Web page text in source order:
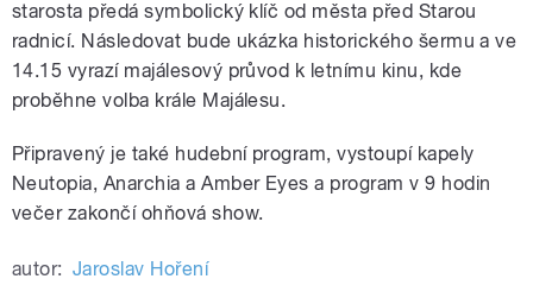
starosta předá symbolický klíč od města před Starou
radnicí. Následovat bude ukázka historického šermu a ve
14.15 vyrazí majálesový průvod k letnímu kinu, kde
proběhne volba krále Majálesu.
Připravený je také hudební program, vystoupí kapely
Neutopia, Anarchia a Amber Eyes a program v 9 hodin
večer zakončí ohňová show.
autor: Jaroslav Hoření